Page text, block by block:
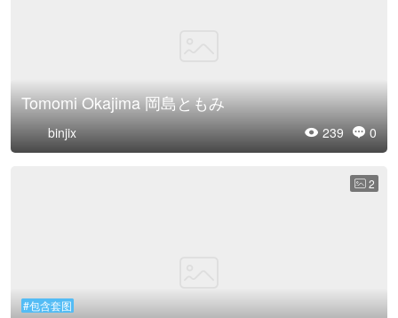
Tomomi Okajima 岡島ともみ
 239  0
binjix
 2
#包含套图